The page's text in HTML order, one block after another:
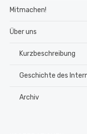
Mitmachen!
Über uns
Kurzbeschreibung
Geschichte des
Archiv